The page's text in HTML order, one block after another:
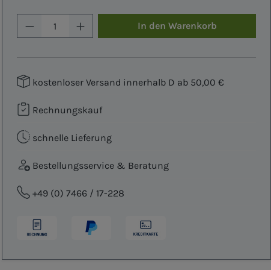
Produkt Anzahl: Gib den
In den Warenkorb
kostenloser Versand innerhalb D ab 50,00 €
Rechnungskauf
schnelle Lieferung
Bestellungsservice & Beratung
+49 (0) 7466 / 17-228